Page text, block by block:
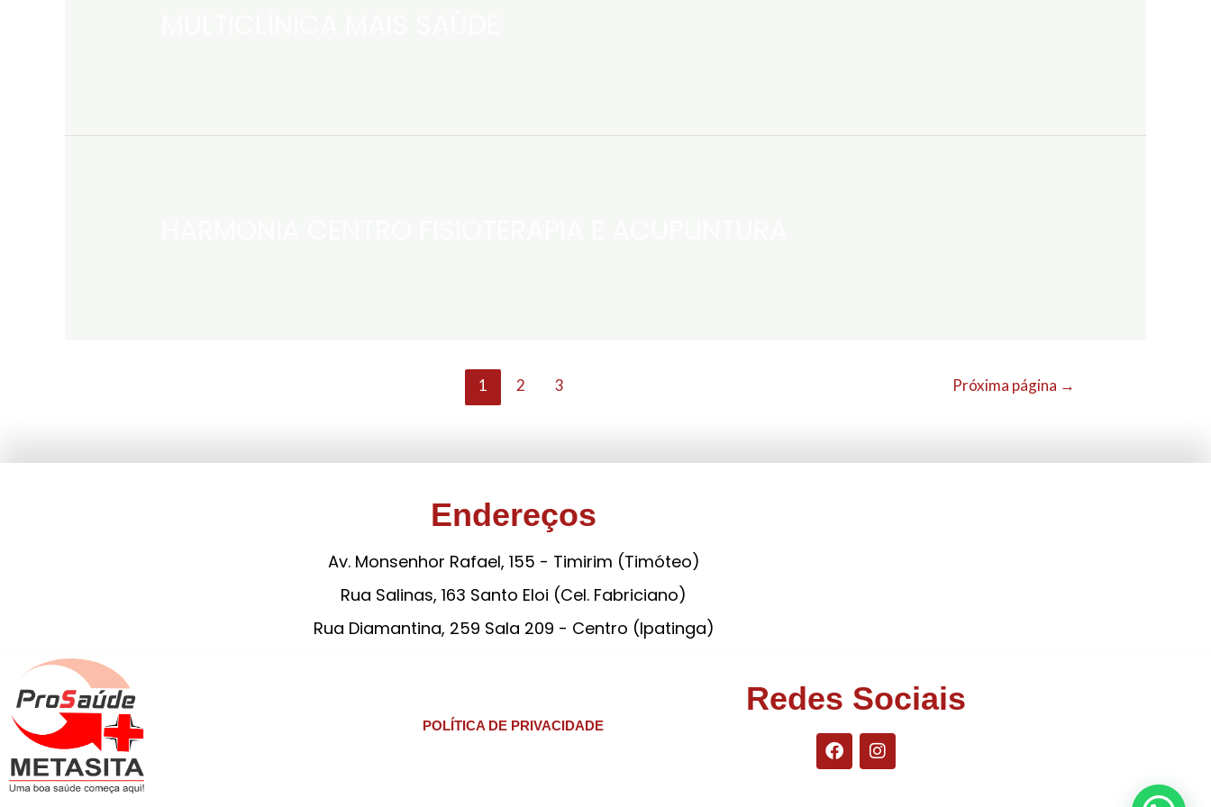
1 2 3 Próxima página →
Endereços
Av. Monsenhor Rafael, 155 - Timirim (Timóteo)
Rua Salinas, 163 Santo Eloi (Cel. Fabriciano)
Rua Diamantina, 259 Sala 209 - Centro (Ipatinga)
POLÍTICA DE PRIVACIDADE
Redes Sociais